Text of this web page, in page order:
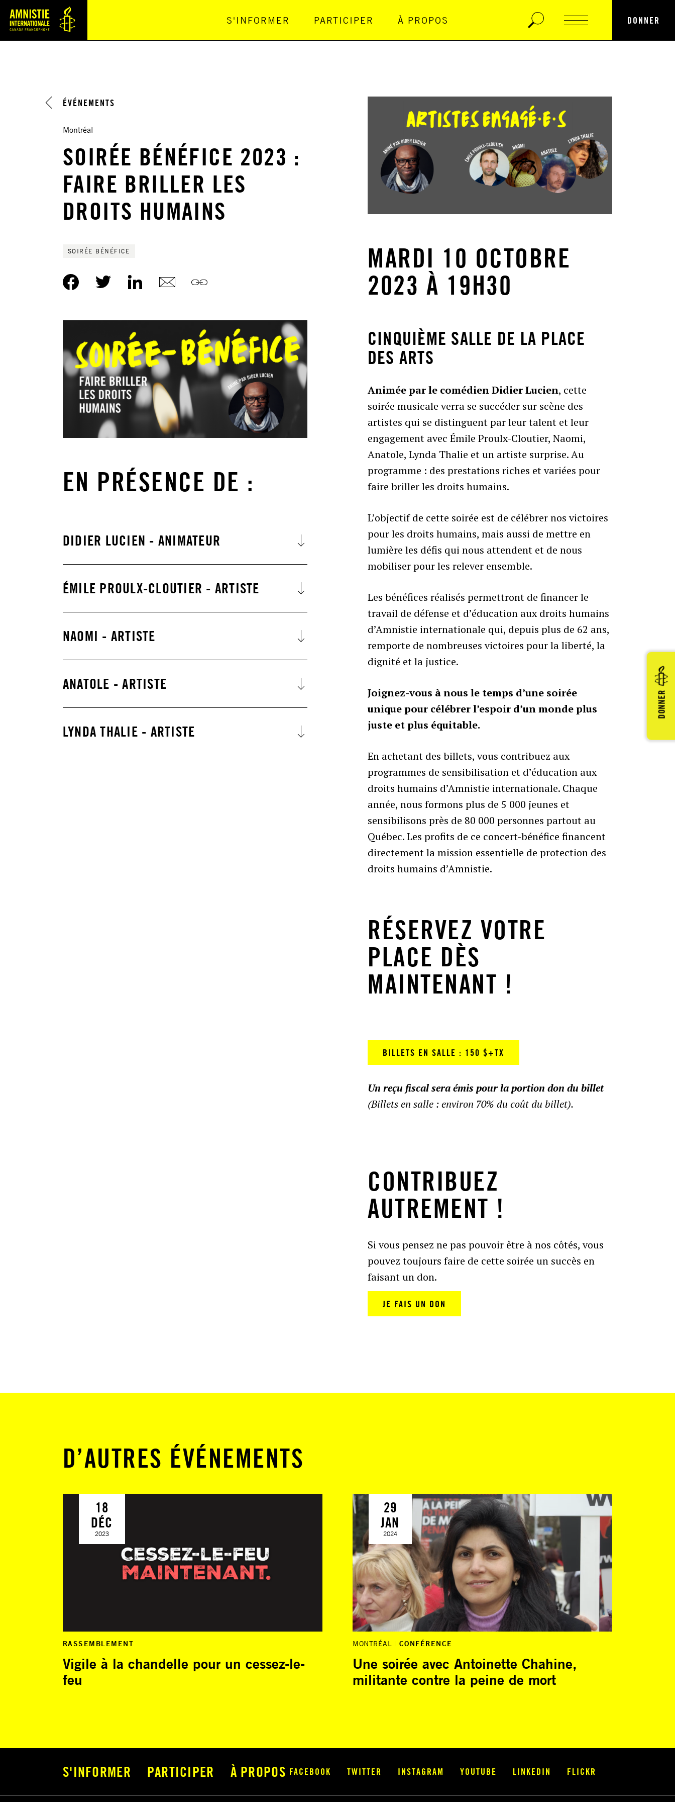
Navigation Principale
S'INFORMER PARTICIPER À PROPOS DONNER
DONNER
ÉVÉNEMENTS
Montréal
SOIRÉE BÉNÉFICE 2023 :
FAIRE BRILLER LES
DROITS HUMAINS
SOIRÉE BÉNÉFICE
EN PRÉSENCE DE :
DIDIER LUCIEN - ANIMATEUR
ÉMILE PROULX-CLOUTIER - ARTISTE
NAOMI - ARTISTE
ANATOLE - ARTISTE
LYNDA THALIE - ARTISTE
MARDI 10 OCTOBRE
2023 À 19H30
CINQUIÈME SALLE DE LA PLACE
DES ARTS
Animée par le comédien Didier Lucien, cette
soirée musicale verra se succéder sur scène des
artistes qui se distinguent par leur talent et leur
engagement avec Émile Proulx-Cloutier, Naomi,
Anatole, Lynda Thalie et un artiste surprise. Au
programme : des prestations riches et variées pour
faire briller les droits humains.
L’objectif de cette soirée est de célébrer nos victoires
pour les droits humains, mais aussi de mettre en
lumière les défis qui nous attendent et de nous
mobiliser pour les relever ensemble.
Les bénéfices réalisés permettront de financer le
travail de défense et d’éducation aux droits humains
d’Amnistie internationale qui, depuis plus de 62 ans,
remporte de nombreuses victoires pour la liberté, la
dignité et la justice.
Joignez-vous à nous le temps d’une soirée
unique pour célébrer l’espoir d’un monde plus
juste et plus équitable.
En achetant des billets, vous contribuez aux
programmes de sensibilisation et d’éducation aux
droits humains d’Amnistie internationale. Chaque
année, nous formons plus de 5 000 jeunes et
sensibilisons près de 80 000 personnes partout au
Québec. Les profits de ce concert-bénéfice financent
directement la mission essentielle de protection des
droits humains d’Amnistie.
RÉSERVEZ VOTRE
PLACE DÈS
MAINTENANT !
BILLETS EN SALLE : 150 $+TX
Un reçu fiscal sera émis pour la portion don du billet
(Billets en salle : environ 70% du coût du billet).
CONTRIBUEZ
AUTREMENT !
Si vous pensez ne pas pouvoir être à nos côtés, vous
pouvez toujours faire de cette soirée un succès en
faisant un don.
JE FAIS UN DON
D’AUTRES ÉVÉNEMENTS
18
DÉC
2023
RASSEMBLEMENT
Vigile à la chandelle pour un cessez-le-
feu
29
JAN
2024
MONTRÉAL CONFÉRENCE
Une soirée avec Antoinette Chahine,
militante contre la peine de mort
S'INFORMER PARTICIPER À PROPOS FACEBOOK TWITTER INSTAGRAM YOUTUBE LINKEDIN FLICKR